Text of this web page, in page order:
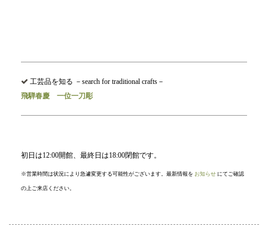
工芸品を知る －search for traditional crafts－
飛騨春慶
一位一刀彫
初日は12:00開館、最終日は18:00閉館です。
※営業時間は状況により急遽変更する可能性がございます。最新情報を お知らせ にてご確認
の上ご来店ください。